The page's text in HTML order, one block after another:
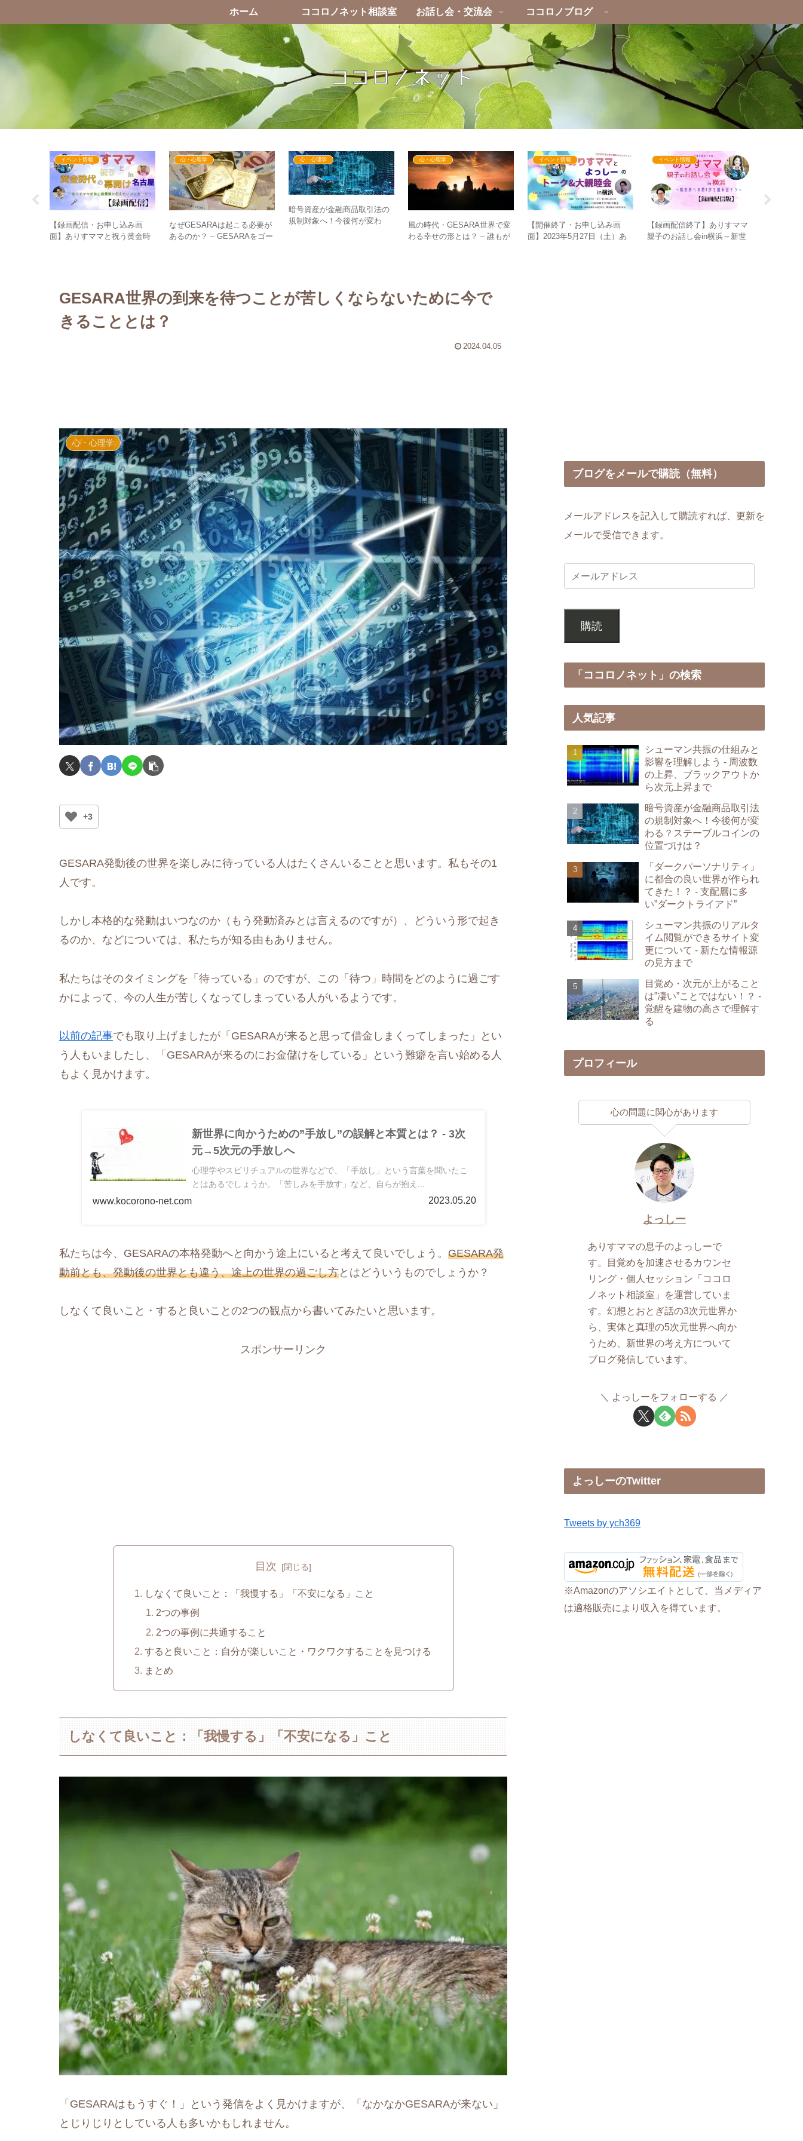
ホーム ココロノネット相談室 お話し会・交流会 ココロノブログ
イベント情報
【録画配信・お申し込み画
面】ありすママと祝う黄金時
心・心理学
なぜGESARAは起こる必要が
あるのか？ – GESARAをゴー
心・心理学
暗号資産が金融商品取引法の
規制対象へ！今後何が変わ
心・心理学
風の時代・GESARA世界で変
わる幸せの形とは？ – 誰もが
イベント情報
【開催終了・お申し込み画
面】2023年5月27日（土）あ
イベント情報
【録画配信終了】ありすママ
親子のお話し会in横浜～新世
GESARA世界の到来を待つことが苦しくならないために今で
きることとは？
2024.04.05
心・心理学
+3
GESARA発動後の世界を楽しみに待っている人はたくさんいることと思います。私もその1
人です。
しかし本格的な発動はいつなのか（もう発動済みとは言えるのですが）、どういう形で起き
るのか、などについては、私たちが知る由もありません。
私たちはそのタイミングを「待っている」のですが、この「待つ」時間をどのように過ごす
かによって、今の人生が苦しくなってしまっている人がいるようです。
以前の記事でも取り上げましたが「GESARAが来ると思って借金しまくってしまった」とい
う人もいましたし、「GESARAが来るのにお金儲けをしている」という難癖を言い始める人
もよく見かけます。
新世界に向かうための”手放し”の誤解と本質とは？ - 3次
元→5次元の手放しへ
心理学やスピリチュアルの世界などで、「手放し」という言葉を聞いたこ
とはあるでしょうか。「苦しみを手放す」など、自らが抱え...
www.kocorono-net.com 2023.05.20
私たちは今、GESARAの本格発動へと向かう途上にいると考えて良いでしょう。 GESARA発
動前とも、発動後の世界とも違う、途上の世界の過ごし方とはどういうものでしょうか？
しなくて良いこと・すると良いことの2つの観点から書いてみたいと思います。
スポンサーリンク
目次
しなくて良いこと：「我慢する」「不安になる」こと
2つの事例
2つの事例に共通すること
すると良いこと：自分が楽しいこと・ワクワクすることを見つける
まとめ
しなくて良いこと：「我慢する」「不安になる」こと
「GESARAはもうすぐ！」という発信をよく見かけますが、「なかなかGESARAが来ない」
とじりじりとしている人も多いかもしれません。
ブログをメールで購読（無料）
メールアドレスを記入して購読すれば、更新を
メールで受信できます。
購読
「ココロノネット」の検索
人気記事
シューマン共振の仕組みと
影響を理解しよう - 周波数
の上昇、ブラックアウトか
ら次元上昇まで
暗号資産が金融商品取引法
の規制対象へ！今後何が変
わる？ステーブルコインの
位置づけは？
「ダークパーソナリティ」
に都合の良い世界が作られ
てきた！？ - 支配層に多
い”ダークトライアド”
シューマン共振のリアルタ
イム閲覧ができるサイト変
更について - 新たな情報源
の見方まで
目覚め・次元が上がること
は”凄い”ことではない！？ -
覚醒を建物の高さで理解す
る
プロフィール
心の問題に関心があります
よっしー
ありすママの息子のよっしーで
す。目覚めを加速させるカウンセ
リング・個人セッション「ココロ
ノネット相談室」を運営していま
す。幻想とおとぎ話の3次元世界か
ら、実体と真理の5次元世界へ向か
うため、新世界の考え方について
ブログ発信しています。
よっしーをフォローする
よっしーのTwitter
Tweets by ych369
※Amazonのアソシエイトとして、当メディア
は適格販売により収入を得ています。